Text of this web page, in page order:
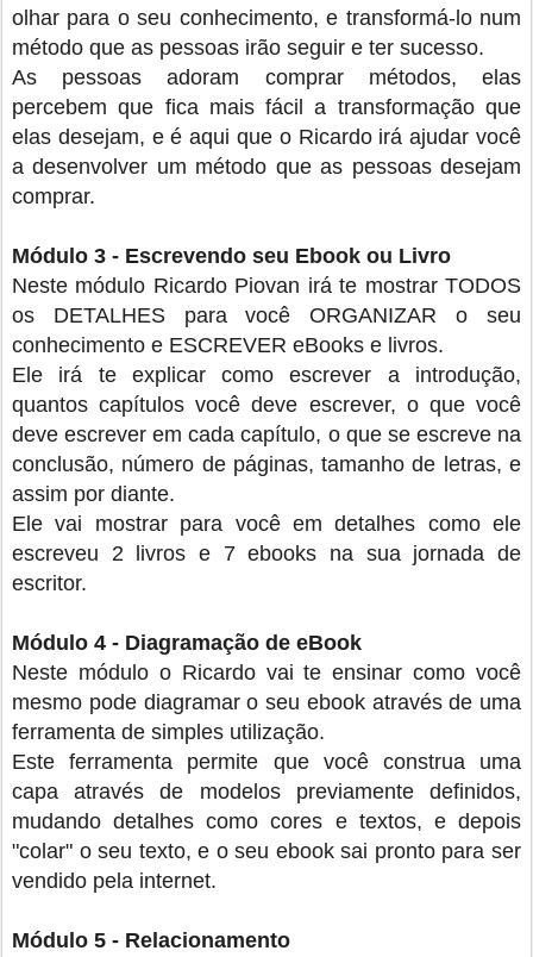
olhar para o seu conhecimento, e transformá-lo num
método que as pessoas irão seguir e ter sucesso.
As pessoas adoram comprar métodos, elas
percebem que fica mais fácil a transformação que
elas desejam, e é aqui que o Ricardo irá ajudar você
a desenvolver um método que as pessoas desejam
comprar.
Módulo 3 - Escrevendo seu Ebook ou Livro
Neste módulo Ricardo Piovan irá te mostrar TODOS
os DETALHES para você ORGANIZAR o seu
conhecimento e ESCREVER eBooks e livros.
Ele irá te explicar como escrever a introdução,
quantos capítulos você deve escrever, o que você
deve escrever em cada capítulo, o que se escreve na
conclusão, número de páginas, tamanho de letras, e
assim por diante.
Ele vai mostrar para você em detalhes como ele
escreveu 2 livros e 7 ebooks na sua jornada de
escritor.
Módulo 4 - Diagramação de eBook
Neste módulo o Ricardo vai te ensinar como você
mesmo pode diagramar o seu ebook através de uma
ferramenta de simples utilização.
Este ferramenta permite que você construa uma
capa através de modelos previamente definidos,
mudando detalhes como cores e textos, e depois
"colar" o seu texto, e o seu ebook sai pronto para ser
vendido pela internet.
Módulo 5 - Relacionamento